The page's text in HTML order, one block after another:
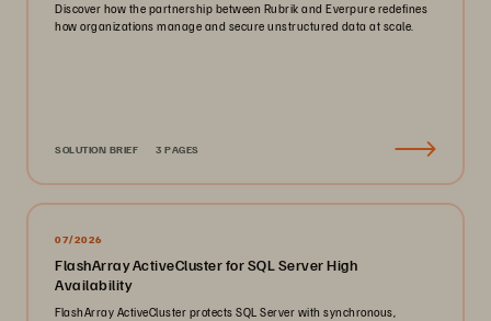
Discover how the partnership between Rubrik and Everpure redefines
how organizations manage and secure unstructured data at scale.
SOLUTION BRIEF 3 PAGES
07/2026
FlashArray ActiveCluster for SQL Server High
Availability
FlashArray ActiveCluster protects SQL Server with synchronous,